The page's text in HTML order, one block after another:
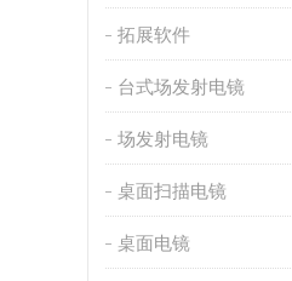
拓展软件
台式场发射电镜
场发射电镜
桌面扫描电镜
桌面电镜